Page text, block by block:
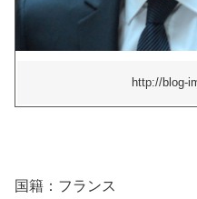
http://blog-
国籍：フランス